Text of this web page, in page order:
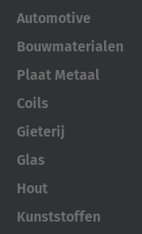
Automotive
Bouwmaterialen
Plaat Metaal
Coils
Gieterij
Glas
Hout
Kunststoffen